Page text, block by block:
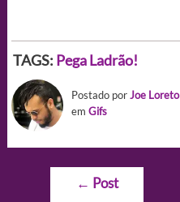
TAGS: Pega Ladrão!
Postado porJoe Loreto
em Gifs
Navegação
← Post